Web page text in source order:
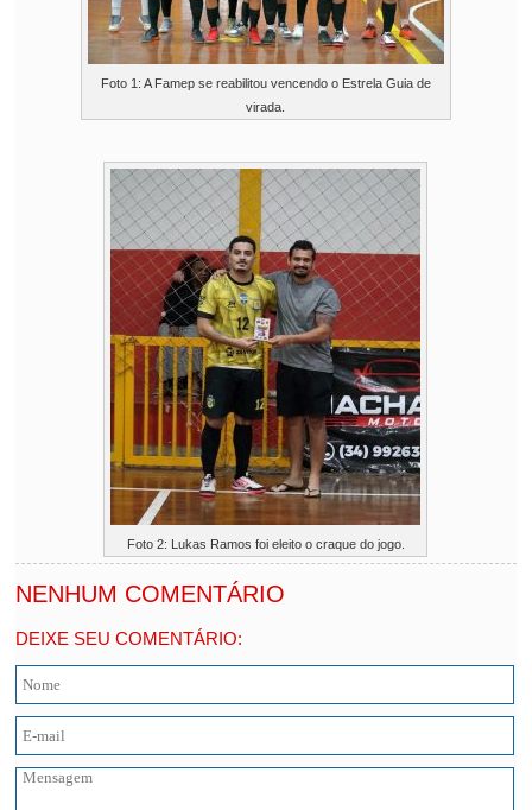
Foto 1: A Famep se reabilitou vencendo o Estrela Guia de
virada.
Foto 2: Lukas Ramos foi eleito o craque do jogo.
NENHUM COMENTÁRIO
DEIXE SEU COMENTÁRIO: